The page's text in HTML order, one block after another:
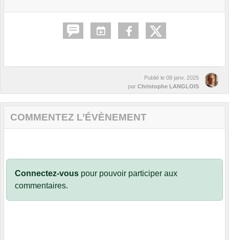
Publié le 08 janv. 2025
par Christophe LANGLOIS
COMMENTEZ L’ÉVÈNEMENT
Connectez-vous pour pouvoir participer aux
commentaires.